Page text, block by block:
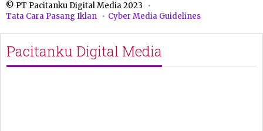
© PT Pacitanku Digital Media 2023
Tata Cara Pasang Iklan
Cyber Media Guidelines
Pacitanku Digital Media